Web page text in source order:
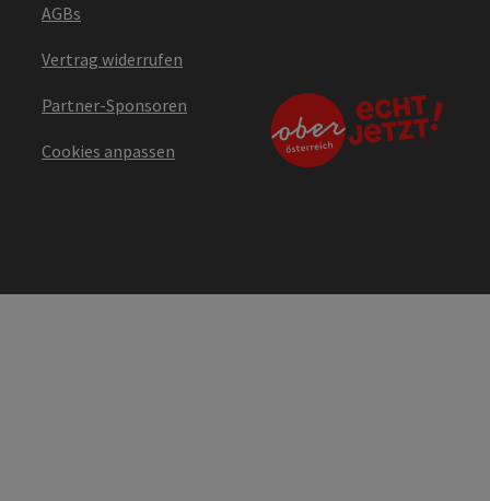
AGBs
Vertrag widerrufen
Partner-Sponsoren
Cookies anpassen